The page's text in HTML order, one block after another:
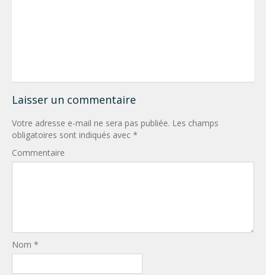
Laisser un commentaire
Votre adresse e-mail ne sera pas publiée. Les champs
obligatoires sont indiqués avec *
Commentaire
Nom *